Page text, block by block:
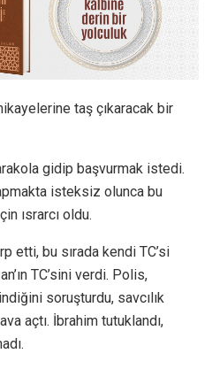
taş çıkaracak bir
gidip başvurmak istedi.
isteksiz olunca bu
ısrarcı oldu.
etti, bu sırada kendi TC’si
TC’sini verdi. Polis,
soruşturdu, savcılık
açtı. İbrahim tutuklandı,